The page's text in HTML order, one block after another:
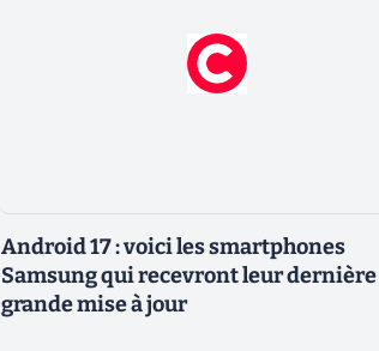
Android 17 : voici les smartphones
Samsung qui recevront leur dernière
grande mise à jour